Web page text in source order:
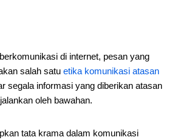
di internet, pesan yang
salah satu etika komunikasi atasan
segala informasi yang diberikan atasan
oleh bawahan.
tata krama dalam komunikasi